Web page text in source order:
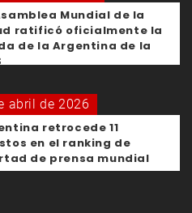
Mundial de la
ratificó oficialmente la
de la Argentina de la
abril de 2026
retrocede 11
en el ranking de
de prensa mundial